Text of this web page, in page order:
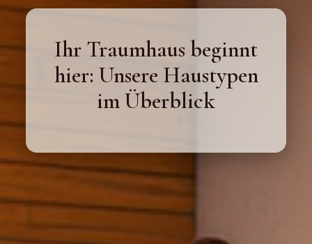
Ihr Traumhaus beginnt
hier: Unsere Haustypen
im Überblick